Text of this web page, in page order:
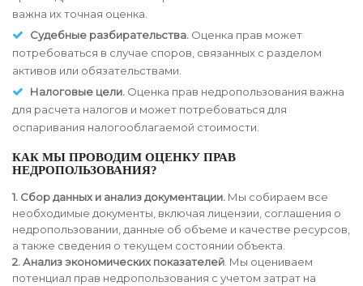
важна их точная оценка.
Судебные разбирательства. Оценка прав может
потребоваться в случае споров, связанных с разделом
активов или обязательствами.
Налоговые цели. Оценка прав недропользования важна
для расчета налогов и может потребоваться для
оспаривания налогооблагаемой стоимости.
КАК МЫ ПРОВОДИМ ОЦЕНКУ ПРАВ
НЕДРОПОЛЬЗОВАНИЯ?
1. Сбор данных и анализ документации. Мы собираем все
необходимые документы, включая лицензии, соглашения о
недропользовании, данные об объеме и качестве ресурсов,
а также сведения о текущем состоянии объекта.
2. Анализ экономических показателей. Мы оцениваем
потенциал прав недропользования с учетом затрат на